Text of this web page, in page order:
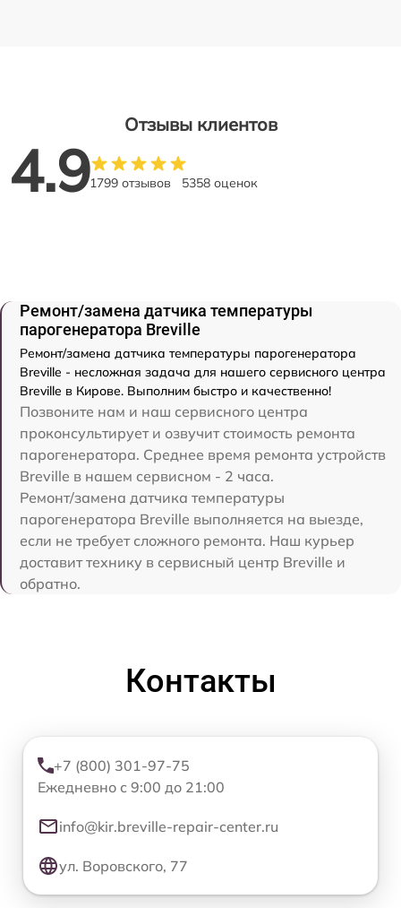
Отзывы клиентов
4.91799 отзывов 5358 оценок
Ремонт/замена датчика температуры
парогенератора Breville
Ремонт/замена датчика температуры парогенератора
Breville - несложная задача для нашего сервисного центра
Breville в Кирове. Выполним быстро и качественно!
Позвоните нам и наш сервисного центра
проконсультирует и озвучит стоимость ремонта
парогенератора. Среднее время ремонта устройств
Breville в нашем сервисном - 2 часа.
Ремонт/замена датчика температуры
парогенератора Breville выполняется на выезде,
если не требует сложного ремонта. Наш курьер
доставит технику в сервисный центр Breville и
обратно.
Контакты
+7 (800) 301-97-75
Ежедневно с 9:00 до 21:00
info@kir.breville-repair-center.ru
ул. Воровского, 77